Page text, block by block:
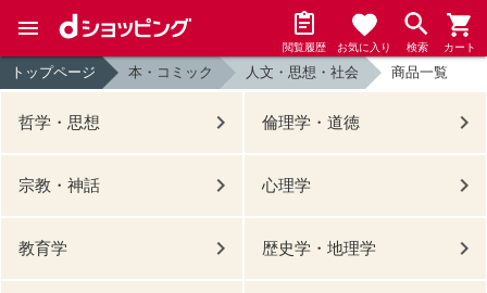
閲覧履歴 お気に入り 検索 カート
トップページ 本・コミック 人文・思想・社会 商品一覧
哲学・思想 倫理学・道徳
宗教・神話 心理学
教育学 歴史学・地理学